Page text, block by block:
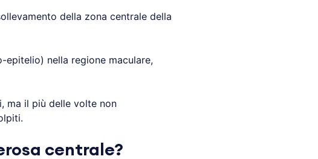
della zona centrale della
epitelio) nella regione maculare,
ma il più delle volte non
centrale?